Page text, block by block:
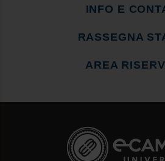
INFO E
RASSEGNA
AREA